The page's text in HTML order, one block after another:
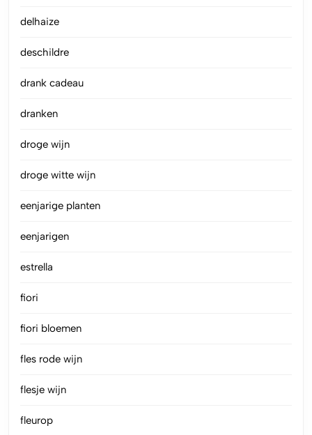
delhaize
deschildre
drank cadeau
dranken
droge wijn
droge witte wijn
eenjarige planten
eenjarigen
estrella
fiori
fiori bloemen
fles rode wijn
flesje wijn
fleurop